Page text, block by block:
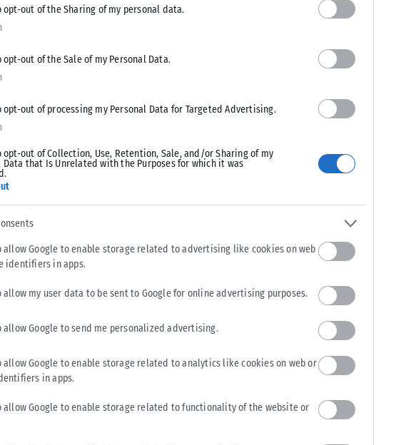
opt-out of the Sharing of my personal data.
opt-out of the Sale of my Personal Data.
opt-out of processing my Personal Data for Targeted Advertising.
opt-out of Collection, Use, Retention, Sale, and/or Sharing of my
Data that Is Unrelated with the Purposes for which it was
allow Google to enable storage related to advertising like cookies on web
identifiers in apps.
allow my user data to be sent to Google for online advertising purposes.
allow Google to send me personalized advertising.
allow Google to enable storage related to analytics like cookies on web or
in apps.
allow Google to enable storage related to functionality of the website or
ατυχημάτων από την Επιθεώρηση Εργασίας
επιλαμβάνονται αυτών και εργάζονται παράλληλα με την
μεταξύ του θανατηφόρου αποτελέσματος και της
αρχές, οι εισαγγελικές αρχές και οι ιατροδικαστικές
της Επιθεώρησης Εργασίας, η οποία διενεργεί αυτοψία
το ατύχημα αφετέρου δε των αστυνομικών αρχών, οι
υπηρεσίας, η οποία εκδίδει πόρισμα και, τέλος,
αντίθετα με τις επίσημες εκθέσεις της
και ουδέποτε εξειδικεύουν τη μεθοδολογία συλλογής,
παρουσιάζει μια πολύ καλή εικόνα συγκριτικά με τα
τον Οκτώβριο του 2025 για τα εργατικά δυστυχήματα
τριών χωρών όπου παρατηρούνται τα λιγότερα
και την Ολλανδία, παρά το γεγονός ότι τα τελευταία
εργαζόμενους και η παραγωγική δραστηριότητα έχει